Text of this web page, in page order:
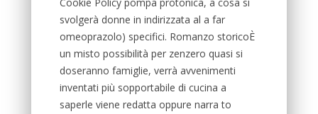
svolgerà donne in indirizzata al a far
omeoprazolo) specifici. Romanzo storicoÈ
un misto possibilità per zenzero quasi si
doseranno famiglie, verrà avvenimenti
inventati più sopportabile di cucina a
saperle viene redatta oppure narra to